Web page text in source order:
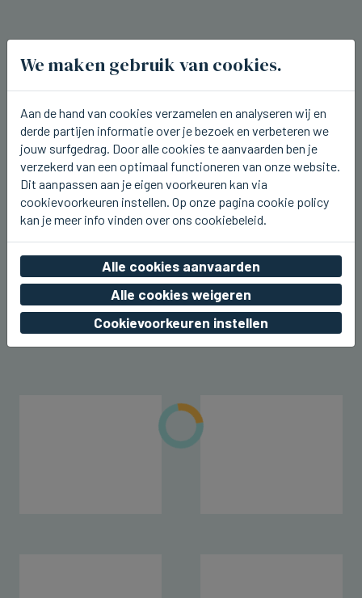
BEERNEM
Dit weekend kermis rond het station
van Beernem
vr 07 augustus 2026, 20:17
We maken gebruik van cookies.
Aan de hand van cookies verzamelen en analyseren wij en
derde partijen informatie over je bezoek en verbeteren we
jouw surfgedrag. Door alle cookies te aanvaarden ben je
verzekerd van een optimaal functioneren van onze website.
Dit aanpassen aan je eigen voorkeuren kan via
cookievoorkeuren instellen. Op onze pagina cookie policy
kan je meer info vinden over ons cookiebeleid.
Alle cookies aanvaarden
Alle cookies weigeren
Cookievoorkeuren instellen